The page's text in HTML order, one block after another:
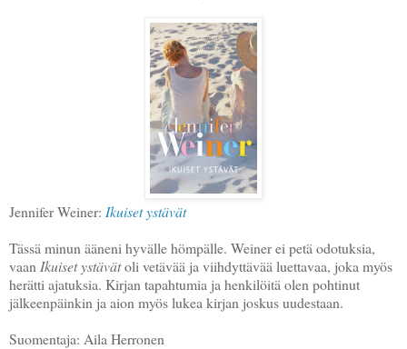
Jennifer Weiner: Ikuiset ystävät
Tässä minun ääneni hyvälle hömpälle. Weiner ei petä odotuksia,
vaan Ikuiset ystävätoli vetävää ja viihdyttävää luettavaa, joka myös
herätti ajatuksia. Kirjan tapahtumia ja henkilöitä olen pohtinut
jälkeenpäinkin ja aion myös lukea kirjan joskus uudestaan.
Suomentaja: Aila Herronen